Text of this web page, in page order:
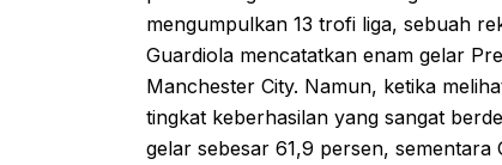
mengumpulkan 13 trofi liga, sebuah
Guardiola mencatatkan enam gelar
Manchester City. Namun, ketika
tingkat keberhasilan yang sangat
gelar sebesar 61,9 persen,